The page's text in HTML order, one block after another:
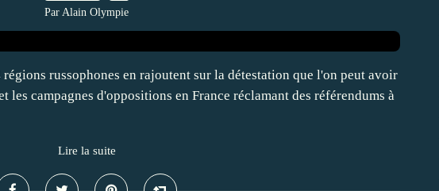
Par Alain Olympie
russophones en rajoutent sur la détestation que l'on peut avoir
les campagnes d'oppositions en France réclamant des référendums à
Lire la suite